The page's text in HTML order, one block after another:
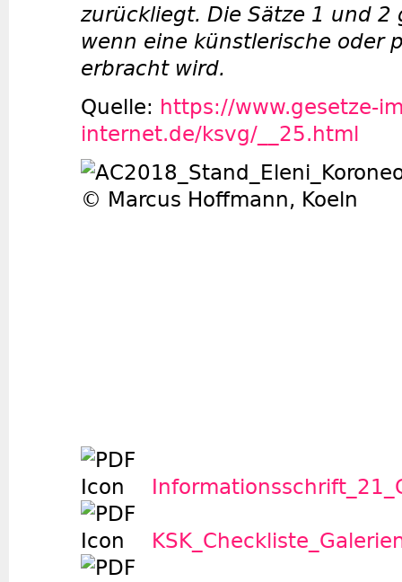
zurückliegt. Die Sätze 1 und
wenn eine künstlerische oder
erbracht wird.
Quelle: https://www.gesetze-
internet.de/ksvg/__25.html